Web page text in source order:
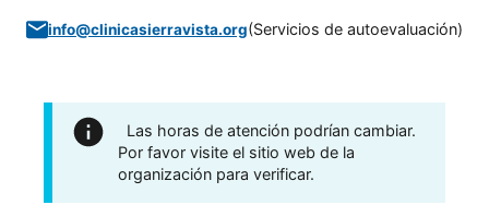
info@clinicasierravista.org(Servicios de autoevaluación)
Las horas de atención podrían cambiar.
Por favor visite el sitio web de la
organización para verificar.